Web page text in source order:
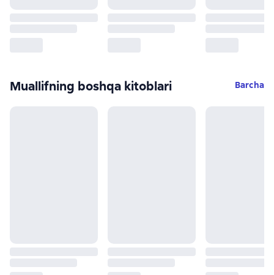
Muallifning boshqa kitoblari Barcha